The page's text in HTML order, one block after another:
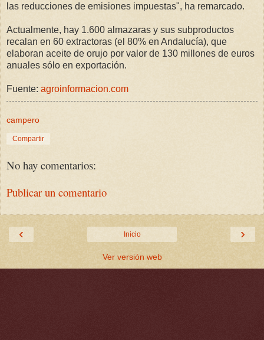
las reducciones de emisiones impuestas", ha remarcado.
Actualmente, hay 1.600 almazaras y sus subproductos
recalan en 60 extractoras (el 80% en Andalucía), que
elaboran aceite de orujo por valor de 130 millones de euros
anuales sólo en exportación.
Fuente: agroinformacion.com
campero
Compartir
No hay comentarios:
Publicar un comentario
‹ ›
Inicio
Ver versión web